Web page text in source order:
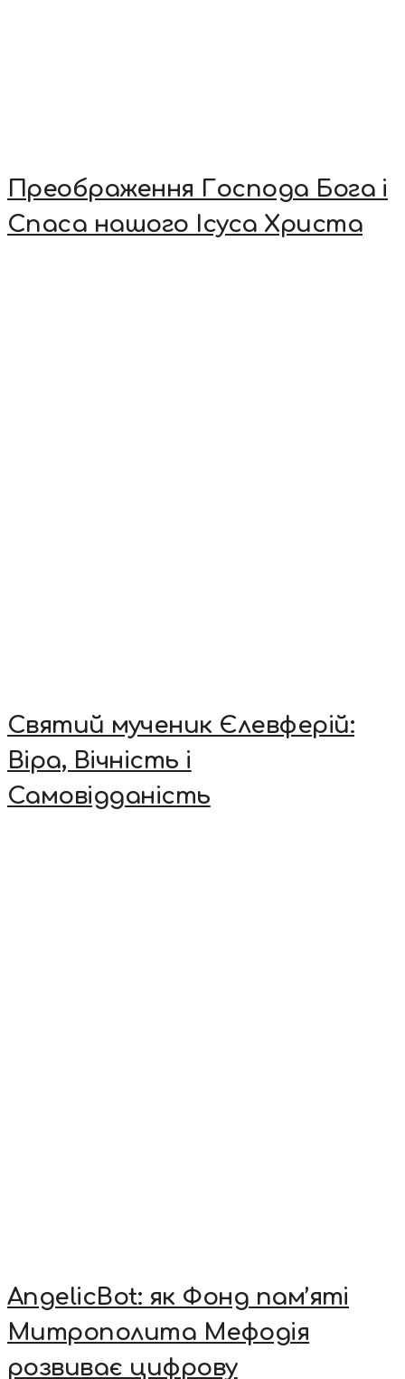
Преображення Господа Бога і
Спаса нашого Ісуса Христа
Святий мученик Єлевферій:
Віра, Вічність і
Самовідданість
AngelicBot: як Фонд пам’яті
Митрополита Мефодія
розвиває цифрову